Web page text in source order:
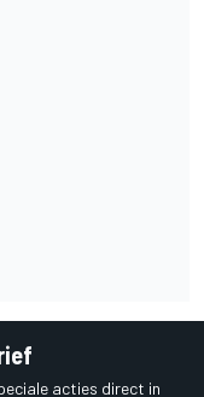
acties direct in